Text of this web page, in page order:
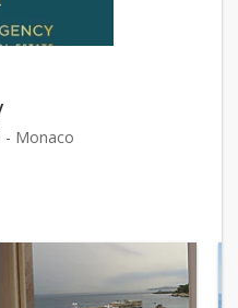
- Monaco